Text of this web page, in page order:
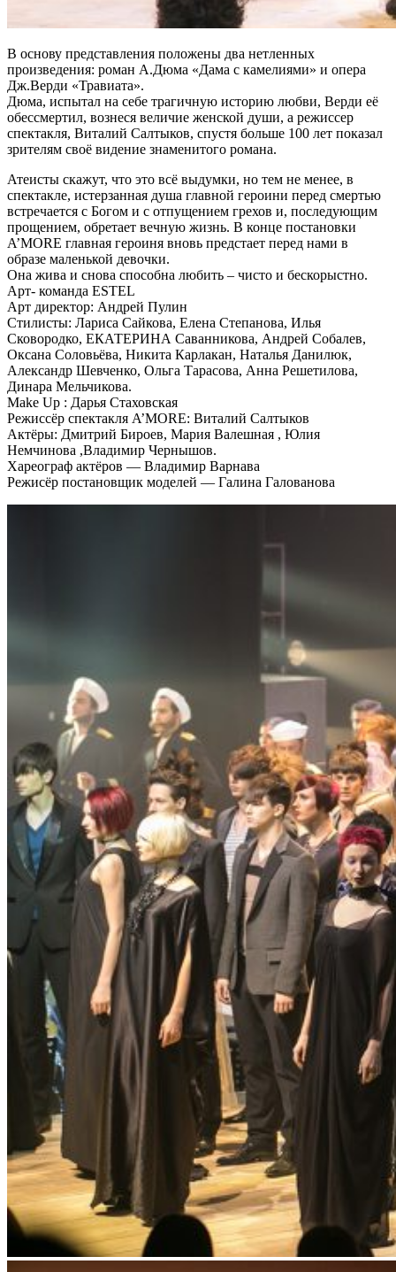
В основу представления положены два нетленных
произведения: роман А.Дюма «Дама с камелиями» и опера
Дж.Верди «Травиата».
Дюма, испытал на себе трагичную историю любви, Верди её
обессмертил, вознеся величие женской души, а режиссер
спектакля, Виталий Салтыков, спустя больше 100 лет показал
зрителям своё видение знаменитого романа.
Атеисты скажут, что это всё выдумки, но тем не менее, в
спектакле, истерзанная душа главной героини перед смертью
встречается с Богом и с отпущением грехов и, последующим
прощением, обретает вечную жизнь. В конце постановки
A’MORE главная героиня вновь предстает перед нами в
образе маленькой девочки.
Она жива и снова способна любить – чисто и бескорыстно.
Арт- команда ESTEL
Арт директор: Андрей Пулин
Стилисты: Лариса Сайкова, Елена Степанова, Илья
Сковородко, ЕКАТЕРИНА Саванникова, Андрей Собалев,
Оксана Соловьёва, Никита Карлакан, Наталья Данилюк,
Александр Шевченко, Ольга Тарасова, Анна Решетилова,
Динара Мельчикова.
Make Up : Дарья Стаховская
Режиссёр спектакля A’MORE: Виталий Салтыков
Актёры: Дмитрий Бироев, Мария Валешная , Юлия
Немчинова ,Владимир Чернышов.
Хареограф актёров — Владимир Варнава
Режисёр постановщик моделей — Галина Галованова